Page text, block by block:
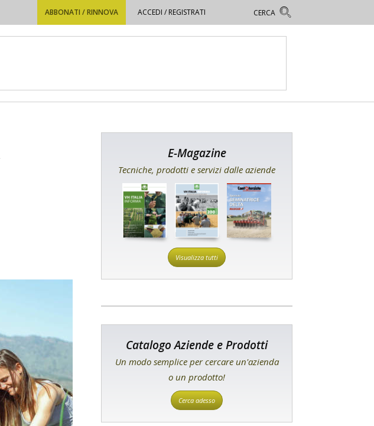
ABBONATI / RINNOVA ACCEDI / REGISTRATI
E-Magazine
Tecniche, prodotti e servizi dalle aziende
Visualizza tutti
Catalogo Aziende e Prodotti
Un modo semplice per cercare un'azienda
o un prodotto!
Cerca adesso